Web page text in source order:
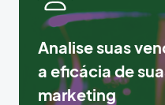
Analise suas
a eficácia de
marketing